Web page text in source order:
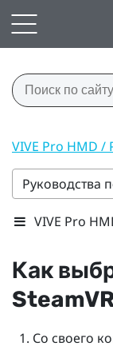
VIVE Pro HMD
Руководства
VIVE Pro
Как
Со своего